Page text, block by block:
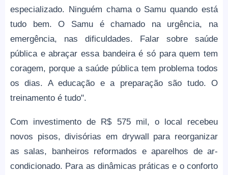
especializado. Ninguém chama o Samu quando está
tudo bem. O Samu é chamado na urgência, na
emergência, nas dificuldades. Falar sobre saúde
pública e abraçar essa bandeira é só para quem tem
coragem, porque a saúde pública tem problema todos
os dias. A educação e a preparação são tudo. O
treinamento é tudo".
Com investimento de R$ 575 mil, o local recebeu
novos pisos, divisórias em drywall para reorganizar
as salas, banheiros reformados e aparelhos de ar-
condicionado. Para as dinâmicas práticas e o conforto